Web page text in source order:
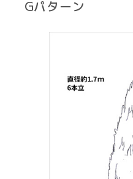
Gパターン